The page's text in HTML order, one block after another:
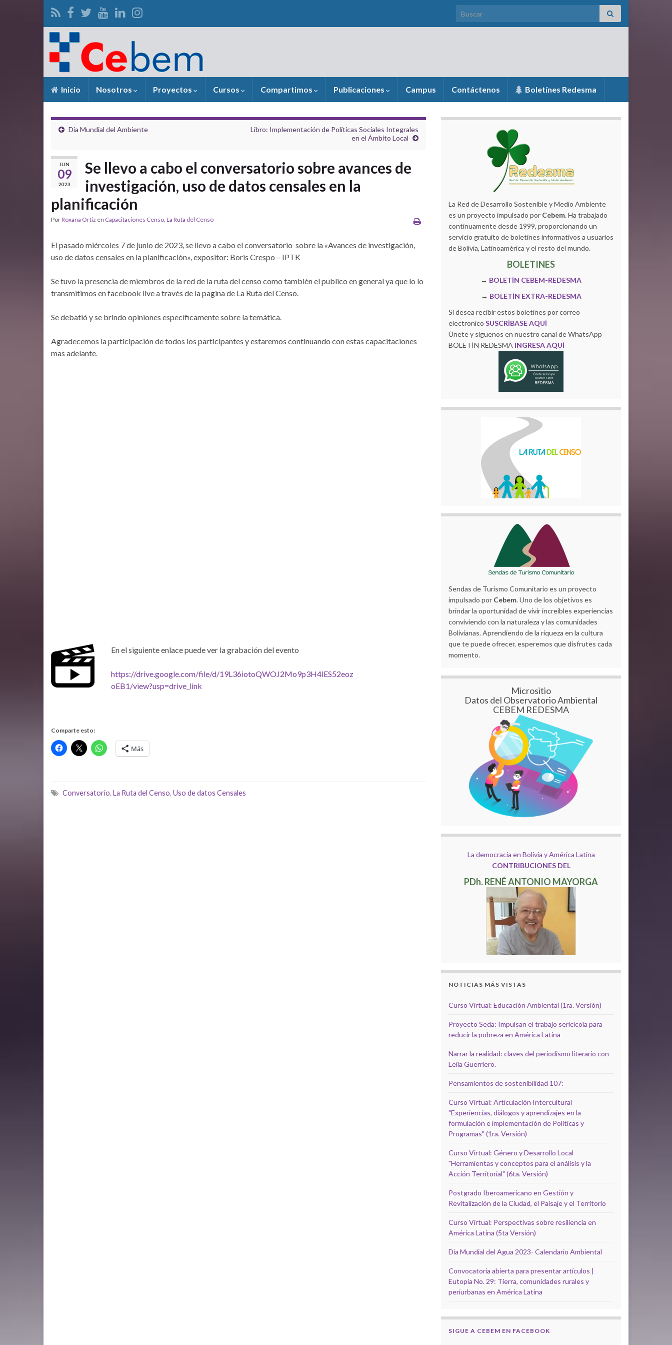
Search for:
Inicio Nosotros Proyectos Cursos Compartimos Publicaciones Campus Contáctenos Boletínes Redesma
Día Mundial del Ambiente
Libro: Implementación de Políticas Sociales Integrales
en el Ámbito Local
JUN
09
2023
Se llevo a cabo el conversatorio sobre avances de
investigación, uso de datos censales en la
planificación
PorRoxana Ortiz en Capacitaciones Censo, La Ruta del Censo
El pasado miércoles 7 de junio de 2023, se llevo a cabo el conversatorio sobre la «Avances de investigación,
uso de datos censales en la planificación», expositor: Boris Crespo – IPTK
Se tuvo la presencia de miembros de la red de la ruta del censo como también el publico en general ya que lo lo
transmitimos en facebook live a través de la pagina de La Ruta del Censo.
Se debatió y se brindo opiniones específicamente sobre la temática.
Agradecemos la participación de todos los participantes y estaremos continuando con estas capacitaciones
mas adelante.
En el siguiente enlace puede ver la grabación del evento
https://drive.google.com/file/d/19L36iotoQWOJ2Mo9p3H4lES52eoz
oEB1/view?usp=drive_link
Comparte esto:
Más
Conversatorio, La Ruta del Censo, Uso de datos Censales
La Red de Desarrollo Sostenible y Medio Ambiente
es un proyecto impulsado por Cebem. Ha trabajado
continuamente desde 1999, proporcionando un
servicio gratuito de boletines informativos a usuarios
de Bolivia, Latinoamérica y el resto del mundo.
BOLETINES
→ BOLETÍN CEBEM-REDESMA
→ BOLETÍN EXTRA-REDESMA
Si desea recibir estos boletines por correo
electronico SUSCRÍBASE AQUÍ
Únete y siguenos en nuestro canal de WhatsApp
BOLETÍN REDESMA INGRESA AQUÍ
Sendas de Turismo Comunitario es un proyecto
impulsado por Cebem. Uno de los objetivos es
brindar la oportunidad de vivir increíbles experiencias
conviviendo con la naturaleza y las comunidades
Bolivianas. Aprendiendo de la riqueza en la cultura
que te puede ofrecer, esperemos que disfrutes cada
momento.
Micrositio
Datos del Observatorio Ambiental
CEBEM REDESMA
La democracia en Bolivia y América Latina
CONTRIBUCIONES DEL
PDh. RENÉ ANTONIO MAYORGA
NOTICIAS MÁS VISTAS
Curso Virtual: Educación Ambiental (1ra. Versión)
Proyecto Seda: Impulsan el trabajo sericícola para
reducir la pobreza en América Latina
Narrar la realidad: claves del periodismo literario con
Leila Guerriero.
Pensamientos de sostenibilidad 107:
Curso Virtual: Articulación Intercultural
"Experiencias, diálogos y aprendizajes en la
formulación e implementación de Políticas y
Programas" (1ra. Versión)
Curso Virtual: Género y Desarrollo Local
"Herramientas y conceptos para el análisis y la
Acción Territorial" (6ta. Versión)
Postgrado Iberoamericano en Gestión y
Revitalización de la Ciudad, el Paisaje y el Territorio
Curso Virtual: Perspectivas sobre resiliencia en
América Latina (5ta Versión)
Día Mundial del Agua 2023- Calendario Ambiental
Convocatoria abierta para presentar artículos |
Eutopía No. 29: Tierra, comunidades rurales y
periurbanas en América Latina
SIGUE A CEBEM EN FACEBOOK